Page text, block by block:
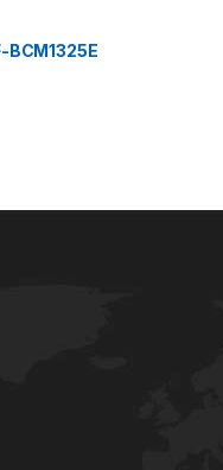
BCM1325E